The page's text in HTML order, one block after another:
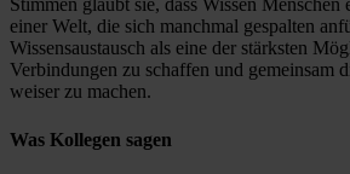
Stimmen glaubt sie, dass Wissen
einer Welt, die sich manchmal gespalten
Wissensaustausch als eine der stärksten
Verbindungen zu schaffen und gemeinsam
weiser zu machen.
Was Kollegen sagen